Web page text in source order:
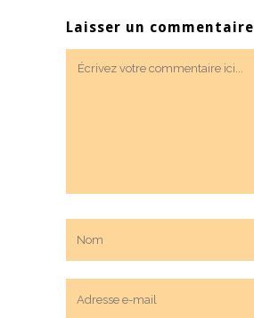
Laisser un commentaire